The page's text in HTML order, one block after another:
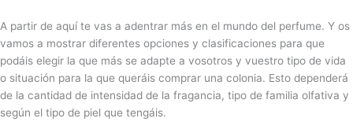
A partir de aquí te vas a adentrar más en el mundo del perfume. Y os
vamos a mostrar diferentes opciones y clasificaciones para que
podáis elegir la que más se adapte a vosotros y vuestro tipo de vida
o situación para la que queráis comprar una colonia. Esto dependerá
de la cantidad de intensidad de la fragancia, tipo de familia olfativa y
según el tipo de piel que tengáis.